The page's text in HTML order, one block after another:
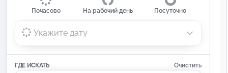
Почасово На рабочий день Посуточно
Укажите дату
ГДЕ ИСКАТЬ Очистить